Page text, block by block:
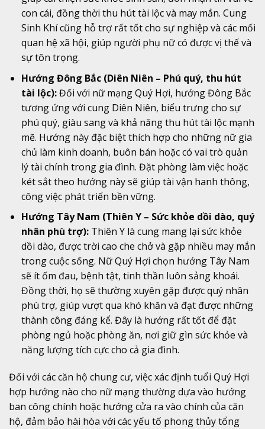
con cái, đồng thời thu hút tài lộc và may mắn. Cung
Sinh Khí cũng hỗ trợ rất tốt cho sự nghiệp và các mối
quan hệ xã hội, giúp người phụ nữ có được vị thế và
sự tôn trọng.
Hướng Đông Bắc (Diên Niên – Phú quý, thu hút
tài lộc):Đối với nữ mạng Quý Hợi, hướng Đông Bắc
tương ứng với cung Diên Niên, biểu trưng cho sự
phú quý, giàu sang và khả năng thu hút tài lộc mạnh
mẽ. Hướng này đặc biệt thích hợp cho những nữ gia
chủ làm kinh doanh, buôn bán hoặc có vai trò quản
lý tài chính trong gia đình. Đặt phòng làm việc hoặc
két sắt theo hướng này sẽ giúp tài vận hanh thông,
công việc phát triển bền vững.
Hướng Tây Nam (Thiên Y – Sức khỏe dồi dào, quý
nhân phù trợ):Thiên Y là cung mang lại sức khỏe
dồi dào, được trời cao che chở và gặp nhiều may mắn
trong cuộc sống. Nữ Quý Hợi chọn hướng Tây Nam
sẽ ít ốm đau, bệnh tật, tinh thần luôn sảng khoái.
Đồng thời, họ sẽ thường xuyên gặp được quý nhân
phù trợ, giúp vượt qua khó khăn và đạt được những
thành công đáng kể. Đây là hướng rất tốt để đặt
phòng ngủ hoặc phòng ăn, nơi giữ gìn sức khỏe và
năng lượng tích cực cho cả gia đình.
Đối với các căn hộ chung cư, việc xác định tuổi Quý Hợi
hợp hướng nào cho nữ mạng thường dựa vào hướng
ban công chính hoặc hướng cửa ra vào chính của căn
hộ, đảm bảo hài hòa với các yếu tố phong thủy tổng